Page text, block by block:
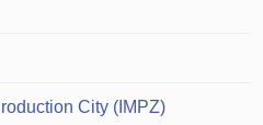
City (IMPZ)